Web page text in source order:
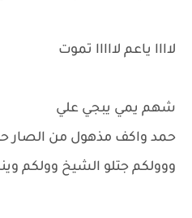
لاااا ياعم لااااا تموت
شهم يمي يبجي علي
حمد واكف مذهول من الصار
ووولكم جتلو الشيخ وولكم